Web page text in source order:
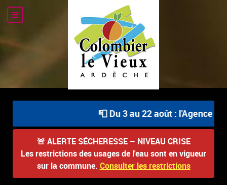
📮 Du 3 au 22 août : l'Agence
🚨 ALERTE SÉCHERESSE – NIVEAU CRISE
Les restrictions des usages de l'eau sont en vigueur
sur la commune. Consulter les restrictions